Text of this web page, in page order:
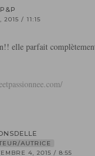
2015 / 11:15
elle parfait
AUTRICE
4, 2015 / 8:55